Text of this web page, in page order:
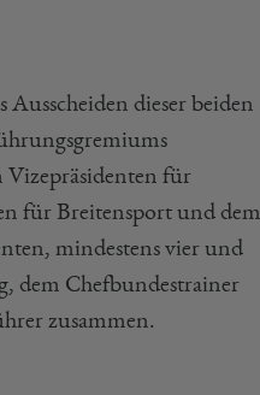
dieser beiden
Vizepräsidenten für
für Breitensport und dem
mindestens vier und
dem Chefbundestrainer
zusammen.